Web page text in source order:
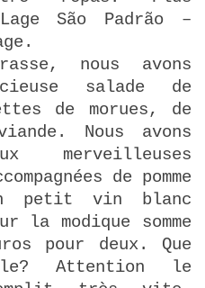
São Padrão –
nous avons
salade de
de morues, de
Nous avons
merveilleuses
de pomme
petit vin blanc
la modique somme
pour deux. Que
Attention le